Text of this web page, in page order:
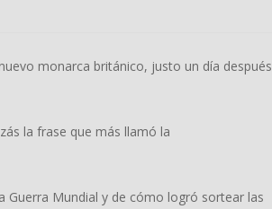
monarca británico, justo un día después
la frase que más llamó la
Guerra Mundial y de cómo logró sortear las